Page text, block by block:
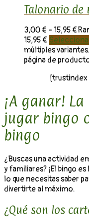
Talonario de
3,00€ - 15,95€
15,95 €
múltiples
página de
¡A ganar!
jugar bingo
bingo
¿Buscas una actividad
y familiares? ¡El bingo
lo que necesitas saber
divertirte al máximo.
¿Qué son los